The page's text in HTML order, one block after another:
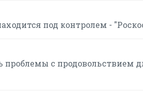
под контролем -
с продовольствием